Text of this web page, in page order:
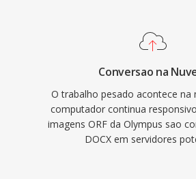
Conversao na
O trabalho pesado acontece
computador continua
imagens ORF da Olympus sao
DOCX em servidores